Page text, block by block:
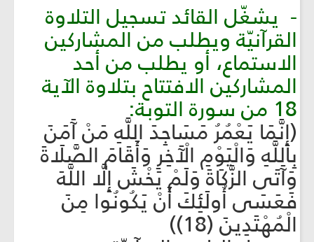
- يشغّل القائد تسجيل التلاوة
القرآنيّة ويطلب من المشاركين
الاستماع، أو يطلب من أحد
المشاركين الافتتاح بتلاوة الآية
18 من سورة التوبة:
(إِنَّمَا يَعْمُرُ مَسَاجِدَ اللَّهِ مَنْ آَمَنَ
بِاللَّهِ وَالْيَوْمِ الْآَخِرِ وَأَقَامَ الصَّلَاةَ
وَآَتَى الزَّكَاةَ وَلَمْ يَخْشَ إِلَّا اللَّهَ
فَعَسَى أُولَئِكَ أَنْ يَكُونُوا مِنَ
الْمُهْتَدِينَ (18))